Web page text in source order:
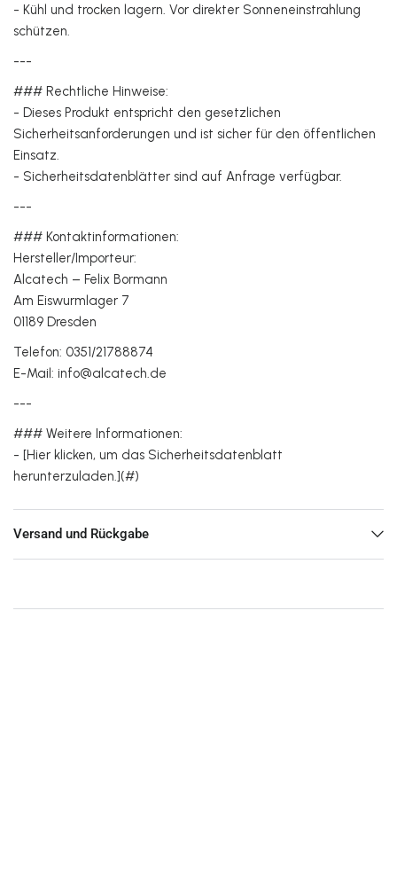
- Kühl und trocken lagern. Vor direkter Sonneneinstrahlung
schützen.
---
### Rechtliche Hinweise:
- Dieses Produkt entspricht den gesetzlichen
Sicherheitsanforderungen und ist sicher für den öffentlichen
Einsatz.
- Sicherheitsdatenblätter sind auf Anfrage verfügbar.
---
### Kontaktinformationen:
Hersteller/Importeur:
Alcatech – Felix Bormann
Am Eiswurmlager 7
01189 Dresden
Telefon: 0351/21788874
E-Mail: info@alcatech.de
---
### Weitere Informationen:
- [Hier klicken, um das Sicherheitsdatenblatt
herunterzuladen.](#)
Versand und Rückgabe